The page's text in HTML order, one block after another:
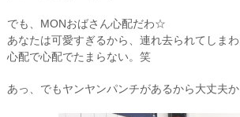
でも、MONおばさん心配だわ☆
あなたは可愛すぎるから、連れ去られてしま
心配で心配でたまらない。笑
あっ、でもヤンヤンパンチがあるから大丈夫か